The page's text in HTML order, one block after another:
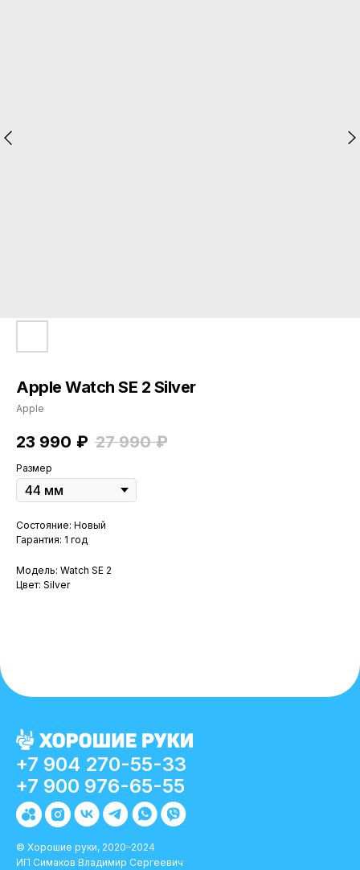
Apple Watch SE 2 Silver
Apple
23 990 ₽ 27 990 ₽
Размер
Состояние: Новый
Гарантия: 1 год
Модель: Watch SE 2
Цвет: Silver
+7 904 270-55-33
© Хорошие руки, 2020–2024
ИП Симаков Владимир Сергеевич
+7 900 976-65-55